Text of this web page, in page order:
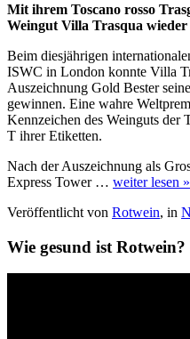
Mit ihrem Toscano rosso
Weingut Villa Trasqua
Beim diesjährigen
ISWC in London konnte Villa
Auszeichnung Gold Bester
gewinnen. Eine wahre
Kennzeichen des Weinguts der
T ihrer Etiketten.
Nach der Auszeichnung als
Express Tower … weiter lesen »
Veröffentlicht von Rotwein, in
Wie gesund ist